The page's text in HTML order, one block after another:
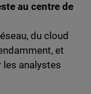
au centre de
du cloud
et
les analystes